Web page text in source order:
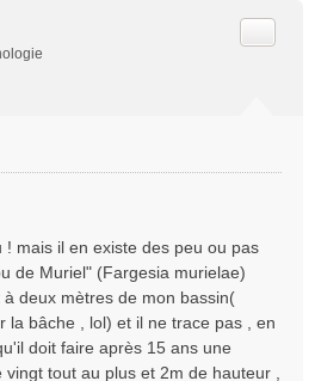
mais il en existe des peu ou pas
de Muriel" (Fargesia murielae)
deux mètres de mon bassin(
la bâche , lol) et il ne trace pas , en
doit faire après 15 ans une
tout au plus et 2m de hauteur ,